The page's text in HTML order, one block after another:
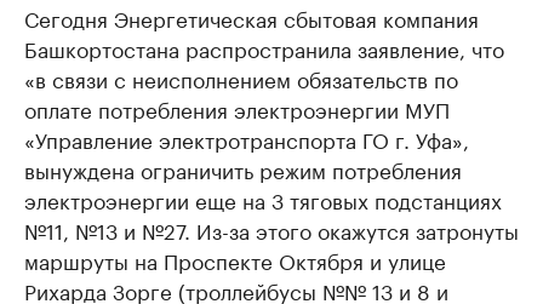
Сегодня Энергетическая сбытовая компания
Башкортостана распространила заявление, что
«в связи с неисполнением обязательств по
оплате потребления электроэнергии МУП
«Управление электротранспорта ГО г. Уфа»,
вынуждена ограничить режим потребления
электроэнергии еще на 3 тяговых подстанциях
№11, №13 и №27. Из-за этого окажутся затронуты
маршруты на Проспекте Октября и улице
Рихарда Зорге (троллейбусы №№ 13 и 8 и